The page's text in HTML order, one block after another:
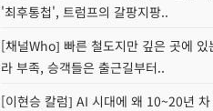
'최후통첩', 트럼프의 갈팡지팡..
[채널Who] 빠른 철도지만 깊은 곳에 있
라 부족, 승객들은 출근길부터..
[이현승 칼럼] AI 시대에 왜 10~20년 차